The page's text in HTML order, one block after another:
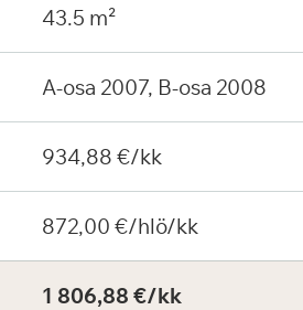
43.5 m²
A-osa 2007, B-osa 2008
934,88 €/kk
872,00 €/hlö/kk
1 806,88 €/kk